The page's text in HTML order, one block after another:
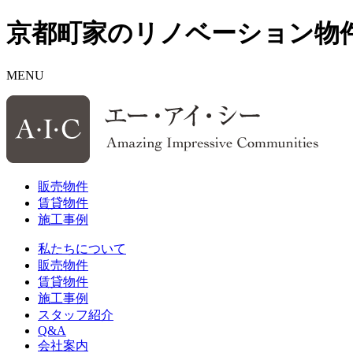
京都町家のリノベーション物
MENU
販売物件
賃貸物件
施工事例
私たちについて
販売物件
賃貸物件
施工事例
スタッフ紹介
Q&A
会社案内